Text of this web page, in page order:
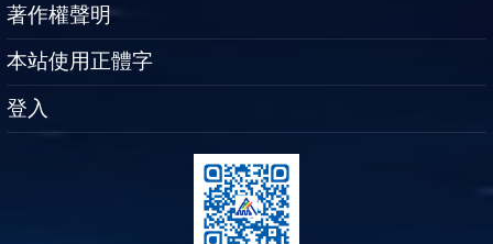
著作權聲明
本站使用正體字
登入